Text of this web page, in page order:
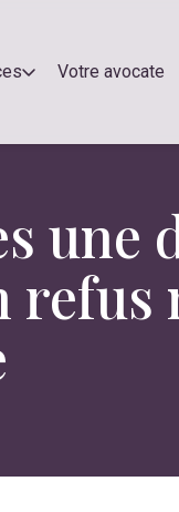
Votre avocate
une